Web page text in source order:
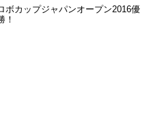
ボカップジャパンオープン2016優
！